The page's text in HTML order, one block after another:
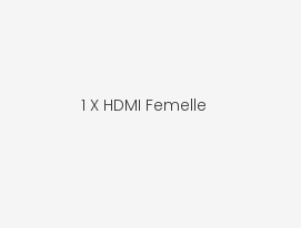
1 X HDMI Femelle